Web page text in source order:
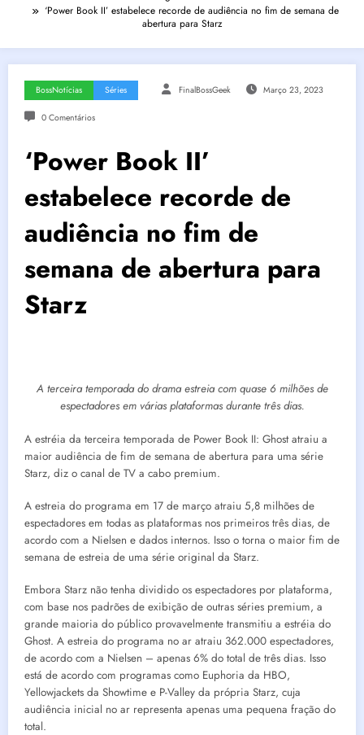
‘Power Book II’ estabelece recorde de audiência no fim de semana de
abertura para Starz
BossNotícias Séries FinalBossGeek Março 23, 2023
0 Comentários
‘Power Book II’
estabelece recorde de
audiência no fim de
semana de abertura para
Starz
A terceira temporada do drama estreia com quase 6 milhões de
espectadores em várias plataformas durante três dias.
A estréia da terceira temporada de Power Book II: Ghost atraiu a
maior audiência de fim de semana de abertura para uma série
Starz, diz o canal de TV a cabo premium.
A estreia do programa em 17 de março atraiu 5,8 milhões de
espectadores em todas as plataformas nos primeiros três dias, de
acordo com a Nielsen e dados internos. Isso o torna o maior fim de
semana de estreia de uma série original da Starz.
Embora Starz não tenha dividido os espectadores por plataforma,
com base nos padrões de exibição de outras séries premium, a
grande maioria do público provavelmente transmitiu a estréia do
Ghost. A estreia do programa no ar atraiu 362.000 espectadores,
de acordo com a Nielsen – apenas 6% do total de três dias. Isso
está de acordo com programas como Euphoria da HBO,
Yellowjackets da Showtime e P-Valley da própria Starz, cuja
audiência inicial no ar representa apenas uma pequena fração do
total.